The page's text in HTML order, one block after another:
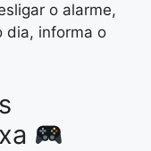
o alarme,
dia, informa o